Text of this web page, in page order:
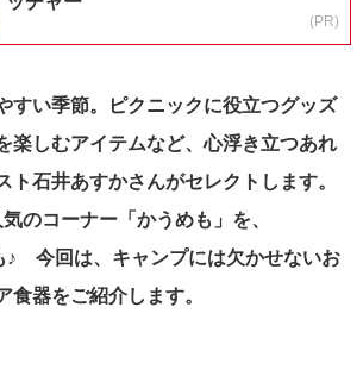
(PR)
すい季節。ピクニックに役立つグッズ
楽しむアイテムなど、心浮き立つあれ
ト石井あすかさんがセレクトします。
のコーナー「かうめも」を、
♪ 今回は、キャンプには欠かせないお
食器をご紹介します。